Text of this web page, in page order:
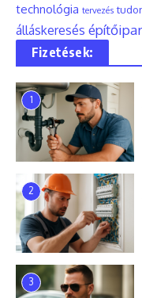
technológia tervezés
álláskeresés építőipar
Fizetések:
1
2
3